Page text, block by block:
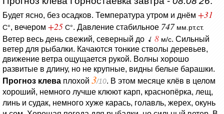
Будет ясно, без осадков. Температура утром и днём +31
C°, вечером +25 C°. Давление стабильное 747 мм.рт.ст.
Ветер весь день свежий, северный до 8 м/с. Сильный
ветер для рыбалки. Качаются тонкие стволы деревьев,
движение ветра ощущается рукой. Волны хорошо
развитые в длину, но не крупные, видны белые барашки.
Прогноз клева плохой 3/10. В этом месяце клёв в целом
хороший, немного лучше клюют карп, краснопёрка, лещ,
линь и судак, немного хуже карась, голавль, жерех, окунь